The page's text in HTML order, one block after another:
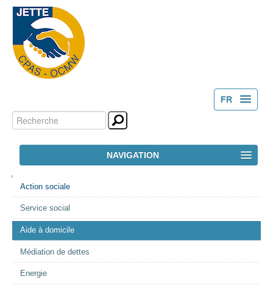
FR
Outils
personnels
Chercher par
Recherche
NAVIGATION
LE CPAS
ACTION SOCIALE
EMPLOI
NAVIGATION
Action sociale
Service social
Aide à domicile
Médiation de dettes
Energie